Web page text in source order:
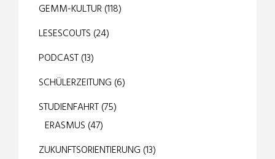
GEMM-KULTUR(118)
LESESCOUTS (24)
PODCAST(13)
SCHÜLERZEITUNG (6)
STUDIENFAHRT(75)
ERASMUS (47)
ZUKUNFTSORIENTIERUNG (13)